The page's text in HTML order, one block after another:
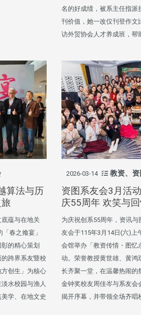
名的好成绩，被系主任指派
刊价值，她一改仅刊登作
访外贸协会人才养成班，帮
算法与历
蕴与在地关
春之飨宴」
的精心策划
跨界系友暨校
创生」为核心
水校园与渔人
学、在地文史
2026-03-14 教资、
资图系友会3月活
庆55周年 欢笑与
为庆祝创系55周年，资讯
友会于115年3月14日(六)上
会馆举办「教资传情・图
动。荣誉教授黄世雄、黄
长齐聚一堂，在温馨热闹的
金钟奖校友周佳岑与系友会
揭开序幕，并带领全场齐唱